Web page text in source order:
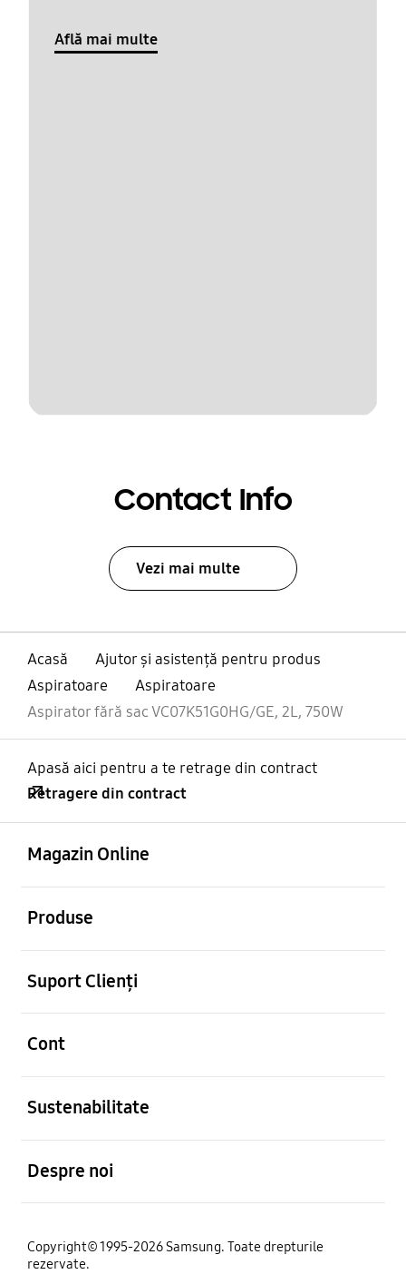
Află mai multe
Contact Info
Vezi mai multe
Acasă
Ajutor și asistență pentru produs
Aspiratoare
Aspiratoare
Aspirator fără sac VC07K51G0HG/GE, 2L, 750W
Apasă aici pentru a te retrage din contract
Retragere din contract
Magazin Online
Produse
Suport Clienți
Cont
Sustenabilitate
Despre noi
Copyright© 1995-2026 Samsung. Toate drepturile
rezervate.